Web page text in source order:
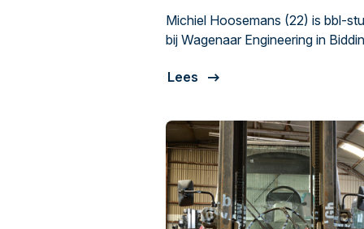
botsen’
Michiel Hoosemans (22) is bbl-
bij Wagenaar Engineering in
Lees